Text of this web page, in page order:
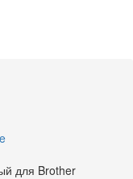
для Brother